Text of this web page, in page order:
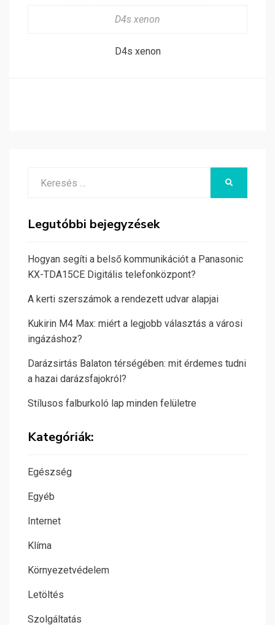
D4s xenon
D4s xenon
Legutóbbi bejegyzések
Hogyan segíti a belső kommunikációt a Panasonic
KX-TDA15CE Digitális telefonközpont?
A kerti szerszámok a rendezett udvar alapjai
Kukirin M4 Max: miért a legjobb választás a városi
ingázáshoz?
Darázsirtás Balaton térségében: mit érdemes tudni
a hazai darázsfajokról?
Stílusos falburkoló lap minden felületre
Kategóriák:
Egészség
Egyéb
Internet
Klíma
Környezetvédelem
Letöltés
Szolgáltatás